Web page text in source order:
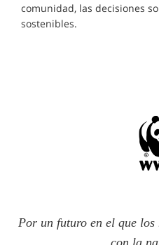
comunidad, las decisiones
sostenibles.
Por un futuro en el que
con la